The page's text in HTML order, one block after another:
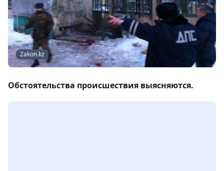
Zakon.kz
Обстоятельства происшествия выясняются.